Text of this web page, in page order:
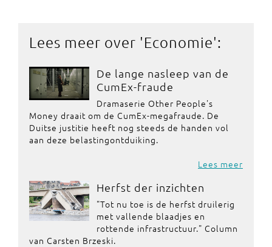
Lees meer over 'Economie':
De lange nasleep van de
CumEx-fraude
Dramaserie Other People's
Money draait om de CumEx-megafraude. De
Duitse justitie heeft nog steeds de handen vol
aan deze belastingontduiking.
Lees meer
Herfst der inzichten
"Tot nu toe is de herfst druilerig
met vallende blaadjes en
rottende infrastructuur." Column
van Carsten Brzeski.